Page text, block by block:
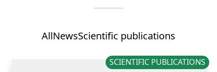
AllNewsScientific publications
SCIENTIFIC PUBLICATIONS